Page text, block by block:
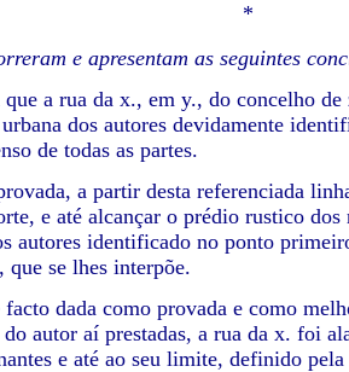
*
e apresentam as seguintes
a rua da x., em y., do concelho
dos autores devidamente
de todas as partes.
a partir desta referenciada
e até alcançar o prédio rustico
autores identificado no ponto
que se lhes interpõe.
dada como provada e como
autor aí prestadas, a rua da x. foi
e até ao seu limite, definido